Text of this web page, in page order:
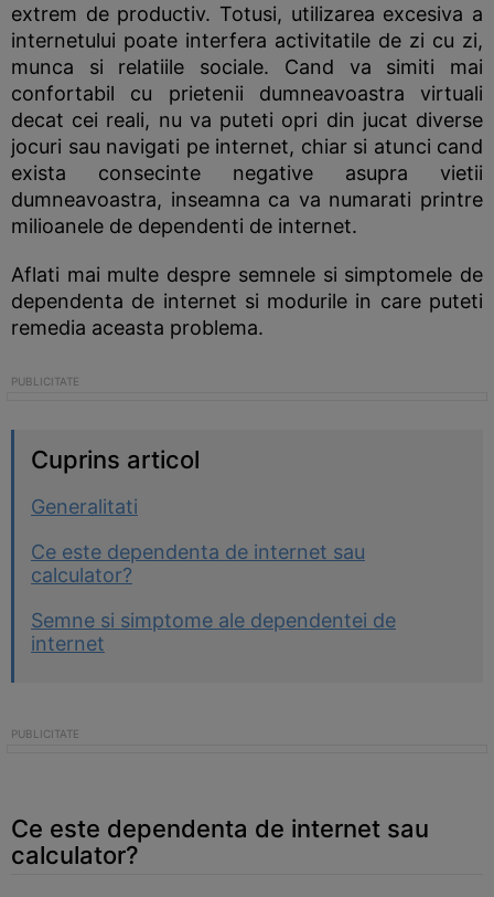
extrem de productiv. Totusi, utilizarea excesiva a
internetului poate interfera activitatile de zi cu zi,
munca si relatiile sociale. Cand va simiti mai
confortabil cu prietenii dumneavoastra virtuali
decat cei reali, nu va puteti opri din jucat diverse
jocuri sau navigati pe internet, chiar si atunci cand
exista consecinte negative asupra vietii
dumneavoastra, inseamna ca va numarati printre
milioanele de dependenti de internet.
Aflati mai multe despre semnele si simptomele de
dependenta de internet si modurile in care puteti
remedia aceasta problema.
Cuprins articol
Generalitati
Ce este dependenta de internet sau
calculator?
Semne si simptome ale dependentei de
internet
Ce este dependenta de internet sau
calculator?